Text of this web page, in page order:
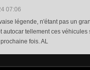
07:06
légende, n'étant pas un
autocar tellement ces véhicules
fois. AL